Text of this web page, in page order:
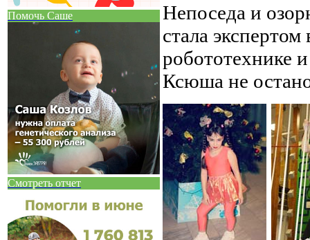
Помочь Саше
Смотреть отчет
Непоседа и
стала
робототехнике
Ксюша не